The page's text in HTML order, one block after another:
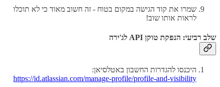
שמרו את קוד הגישה במקום בטוח - זה חשוב מאוד כי לא תוכלו
לראות אותו שוב!
שלב רביעי: הנפקת טוקן API לג'ירה
היכנסו להגדרות החשבון באטלסיאן:
https://id.atlassian.com/manage-profile/profile-and-visibility